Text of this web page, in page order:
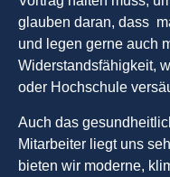
glauben daran, dass
und legen gerne auch
Widerstandsfähigkeit,
oder Hochschule
Auch das
Mitarbeiter liegt uns
bieten wir moderne,